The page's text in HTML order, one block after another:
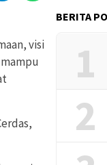
visi
BERITA
1
2